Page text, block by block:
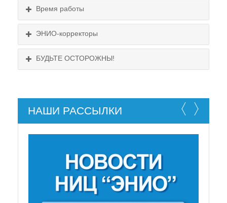
Выходные:
Время работы
ЭНИО-корректоры
БУДЬТЕ ОСТОРОЖНЫ!
НАШИ РАССЫЛКИ